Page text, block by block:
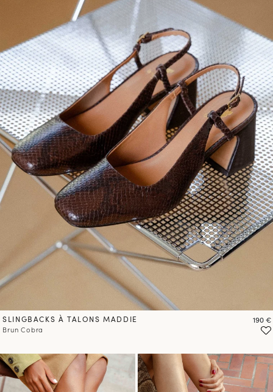
PRÉCOMMANDER
SLINGBACKS À TALONS MADDIE
Brun Cobra
Prix
190 €